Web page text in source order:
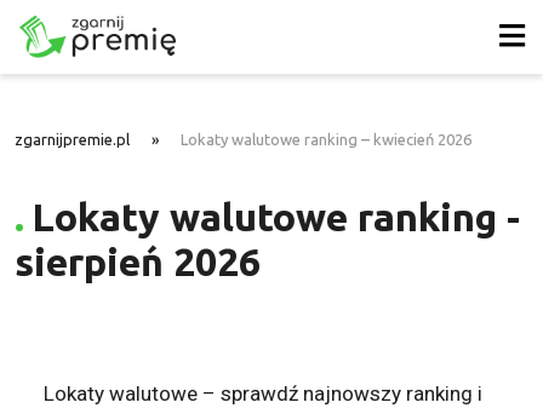
zgarnijpremie.pl » Lokaty walutowe ranking – kwiecień 2026
Lokaty walutowe ranking -
sierpień 2026
Lokaty walutowe – sprawdź najnowszy ranking i